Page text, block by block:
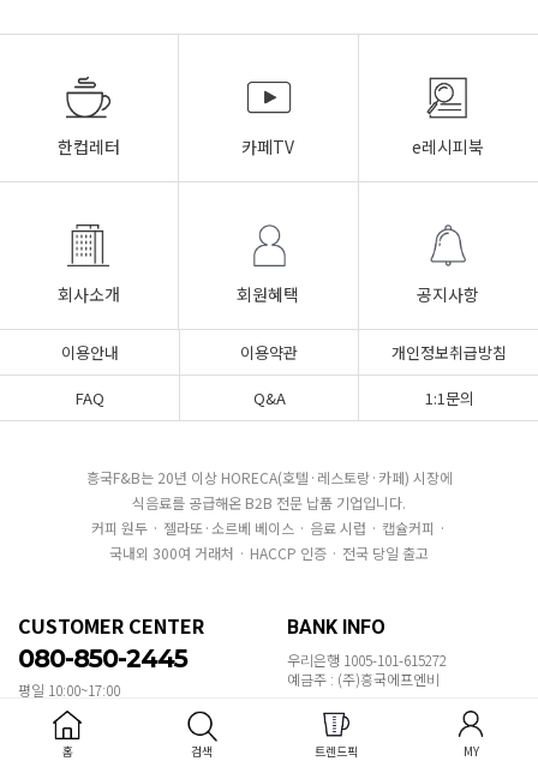
한컵레터 카페TV e레시피북
회사소개 회원혜택 공지사항
이용안내 이용약관
개인정보취급방침
FAQ
Q&A 1:1문의
흥국F&B는 20년 이상 HORECA(호텔·레스토랑·카페) 시장에
식음료를 공급해온 B2B 전문 납품 기업입니다.
커피 원두 · 젤라또·소르베 베이스 · 음료 시럽 · 캡슐커피 ·
국내외 300여 거래처 · HACCP 인증 · 전국 당일 출고
CUSTOMER CENTER
080-850-2445
평일 10:00~17:00
주말 및 공휴일 휴무
점심시간 11:30~13:00
BANK INFO
우리은행 1005-101-615272
예금주 : (주)흥국에프엔비
대량구매 문의
홈 검색 트렌드픽 MY